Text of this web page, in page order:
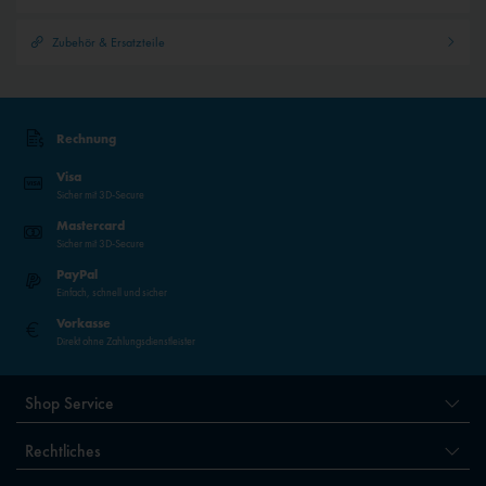
Zubehör & Ersatzteile
Rechnung
Visa
Sicher mit 3D-Secure
Mastercard
Sicher mit 3D-Secure
PayPal
Einfach, schnell und sicher
Vorkasse
Direkt ohne Zahlungsdienstleister
Shop Service
Rechtliches